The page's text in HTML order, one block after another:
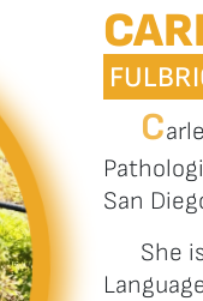
C
San
She